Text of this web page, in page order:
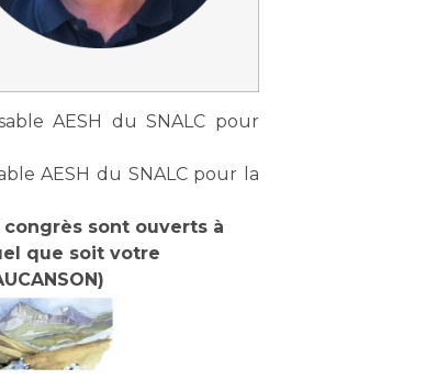
AESH du SNALC pour
AESH du SNALC pour la
congrès sont ouverts à
que soit votre